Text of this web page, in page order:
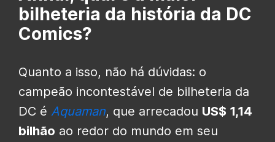
bilheteria da história da DC
Comics?
Quanto a isso, não há dúvidas: o
campeão incontestável de bilheteria da
DC é Aquaman, que arrecadou US$ 1,14
bilhão ao redor do mundo em seu